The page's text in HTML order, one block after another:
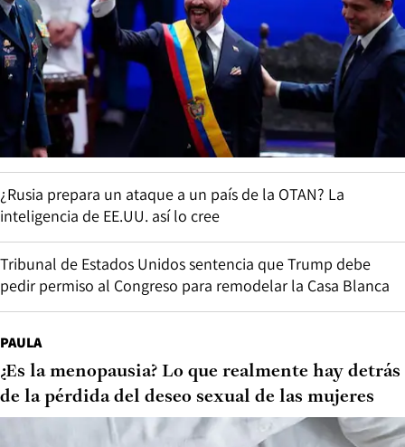
¿Rusia prepara un ataque a un país de la OTAN? La
inteligencia de EE.UU. así lo cree
Tribunal de Estados Unidos sentencia que Trump debe
pedir permiso al Congreso para remodelar la Casa Blanca
PAULA
¿Es la menopausia? Lo que realmente hay detrás
de la pérdida del deseo sexual de las mujeres